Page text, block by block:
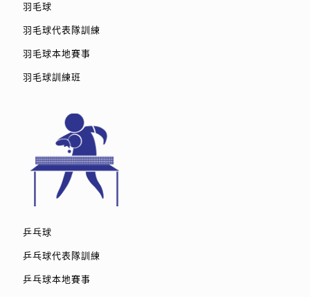
羽毛球
羽毛球代表隊訓練
羽毛球本地賽事
羽毛球訓練班
乒乓球
乒乓球代表隊訓練
乒乓球本地賽事